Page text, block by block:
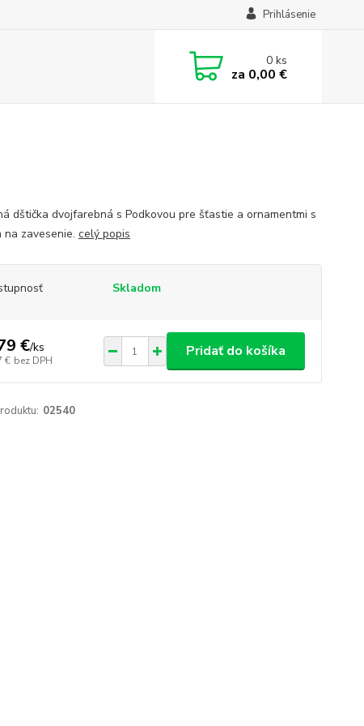
Prihlásenie
0ks
za 0,00 €
dštička dvojfarebná s Podkovou pre šťastie a ornamentmi s
na zavesenie. celý popis
Skladom
€/ks
€ bez DPH
Pridať do košíka
02540